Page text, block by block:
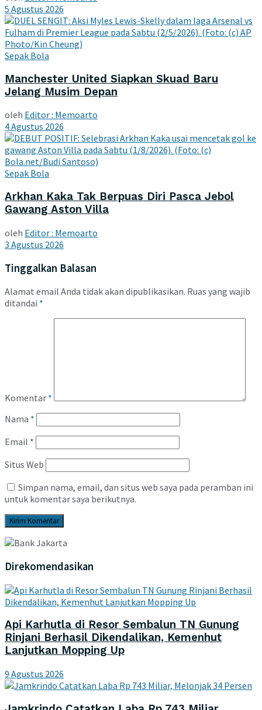
5 Agustus 2026
Sepak Bola
Manchester United Siapkan Skuad Baru
Jelang Musim Depan
oleh Editor : Memoarto
4 Agustus 2026
Sepak Bola
Arkhan Kaka Tak Berpuas Diri Pasca Jebol
Gawang Aston Villa
oleh Editor : Memoarto
3 Agustus 2026
Tinggalkan Balasan
Alamat email Anda tidak akan dipublikasikan. Ruas yang wajib
ditandai *
Komentar *
Nama *
Email *
Situs Web
Simpan nama, email, dan situs web saya pada peramban ini
untuk komentar saya berikutnya.
Direkomendasikan
Api Karhutla di Resor Sembalun TN Gunung
Rinjani Berhasil Dikendalikan, Kemenhut
Lanjutkan Mopping Up
9 Agustus 2026